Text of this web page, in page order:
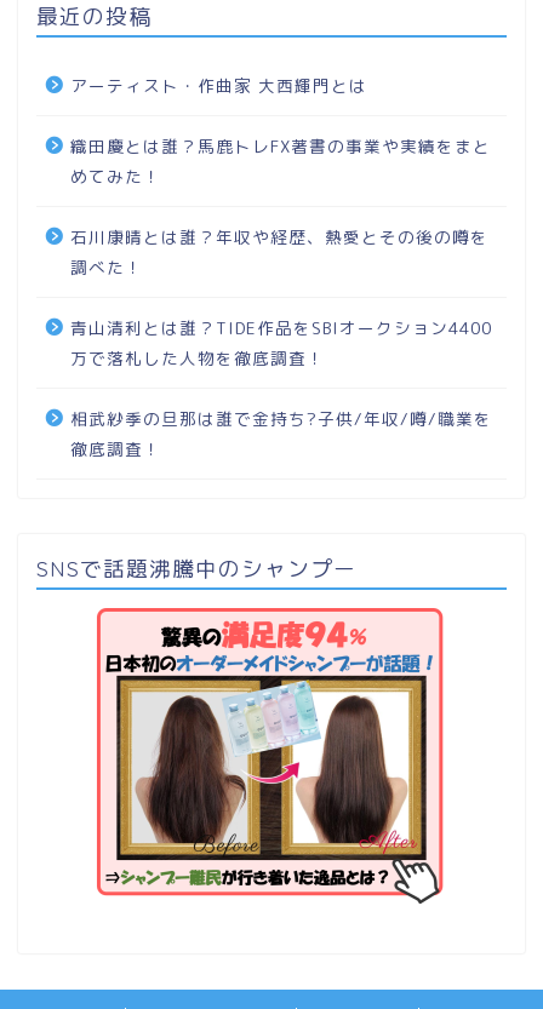
最近の投稿
アーティスト・作曲家 大西輝門とは
織田慶とは誰？馬鹿トレFX著書の事業や実績をまと
めてみた！
石川康晴とは誰？年収や経歴、熱愛とその後の噂を
調べた！
青山清利とは誰？TIDE作品をSBIオークション4400
万で落札した人物を徹底調査！
相武紗季の旦那は誰で金持ち?子供/年収/噂/職業を
徹底調査！
SNSで話題沸騰中のシャンプー